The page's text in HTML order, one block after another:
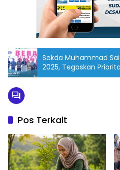
Sekda Muhammad
2025, Tegaskan
Pos Terkait